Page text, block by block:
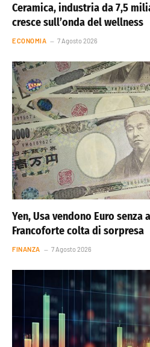
Ceramica, industria da 7,5
cresce sull’onda del wellness
ECONOMIA 7 Agosto 2026
Yen, Usa vendono Euro senza
Francoforte colta di sorpresa
FINANZA 7 Agosto 2026